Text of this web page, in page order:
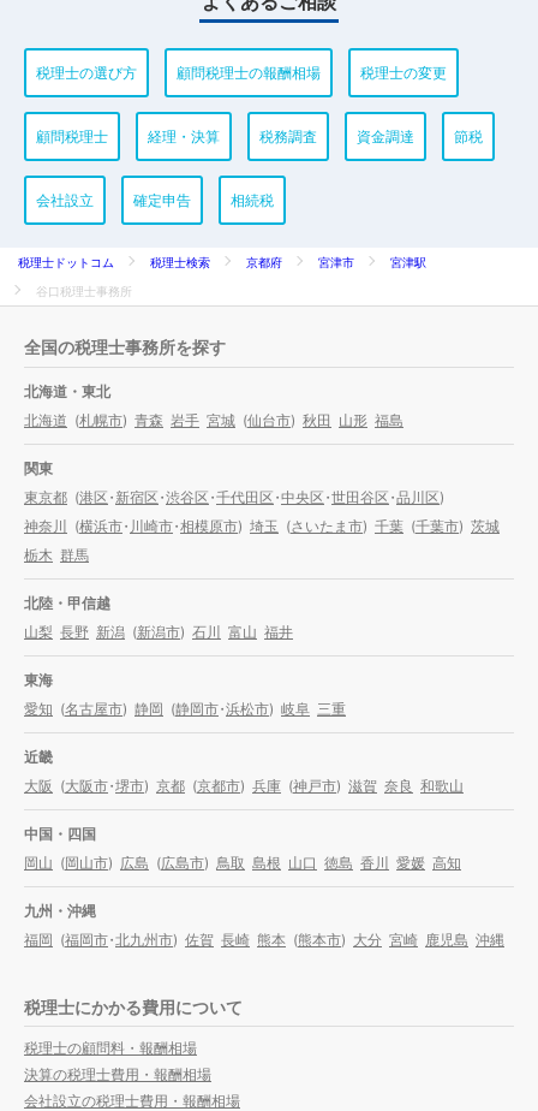
税理士の選び方 顧問税理士の報酬相場 税理士の変更
顧問税理士 経理・決算 税務調査 資金調達 節税
会社設立 確定申告 相続税
税理士ドットコム 税理士検索 京都府 宮津市
宮津駅
谷口税理士事務所
全国の税理士事務所を探す
北海道・東北
北海道 (札幌市) 青森 岩手 宮城 (仙台市) 秋田 山形 福島
関東
東京都 (港区・新宿区・渋谷区・千代田区・中央区・世田谷区・品川区)
神奈川 (横浜市・川崎市・相模原市) 埼玉 (さいたま市) 千葉 (千葉市) 茨城
栃木 群馬
北陸・甲信越
山梨 長野 新潟 (新潟市) 石川 富山 福井
東海
愛知 (名古屋市) 静岡 (静岡市・浜松市) 岐阜 三重
近畿
大阪 (大阪市・堺市) 京都 (京都市) 兵庫 (神戸市) 滋賀 奈良 和歌山
中国・四国
岡山 (岡山市) 広島 (広島市) 鳥取 島根 山口 徳島 香川 愛媛 高知
九州・沖縄
福岡 (福岡市・北九州市) 佐賀 長崎 熊本 (熊本市) 大分 宮崎 鹿児島 沖縄
税理士にかかる費用について
税理士の顧問料・報酬相場
決算の税理士費用・報酬相場
会社設立の税理士費用・報酬相場